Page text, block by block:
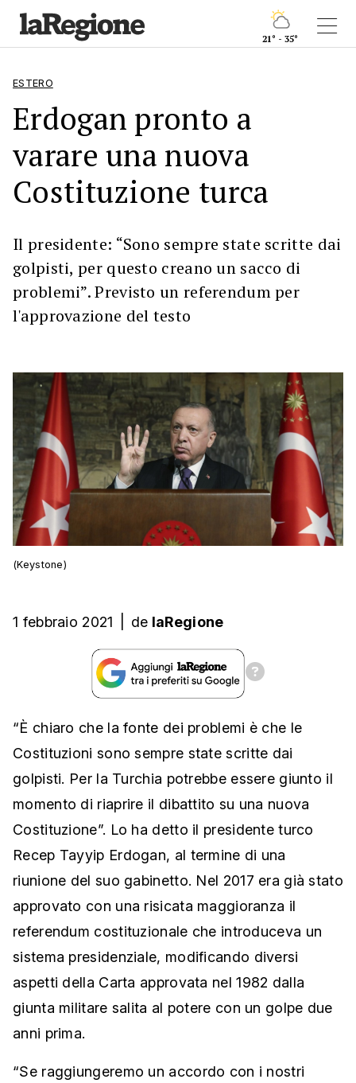
21° - 35°
ESTERO
Erdogan pronto a
varare una nuova
Costituzione turca
Il presidente: “Sono sempre state scritte dai
golpisti, per questo creano un sacco di
problemi”. Previsto un referendum per
l'approvazione del testo
(Keystone)
1 febbraio 2021 de laRegione
“È chiaro che la fonte dei problemi è che le
Costituzioni sono sempre state scritte dai
golpisti. Per la Turchia potrebbe essere giunto il
momento di riaprire il dibattito su una nuova
Costituzione”. Lo ha detto il presidente turco
Recep Tayyip Erdogan, al termine di una
riunione del suo gabinetto. Nel 2017 era già stato
approvato con una risicata maggioranza il
referendum costituzionale che introduceva un
sistema presidenziale, modificando diversi
aspetti della Carta approvata nel 1982 dalla
giunta militare salita al potere con un golpe due
anni prima.
“Se raggiungeremo un accordo con i nostri